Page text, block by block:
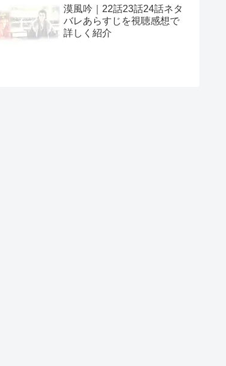
漠風吟｜22話23話24話ネタ
バレあらすじを視聴感想で
詳しく紹介